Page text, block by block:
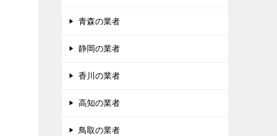
青森の業者
静岡の業者
香川の業者
高知の業者
鳥取の業者